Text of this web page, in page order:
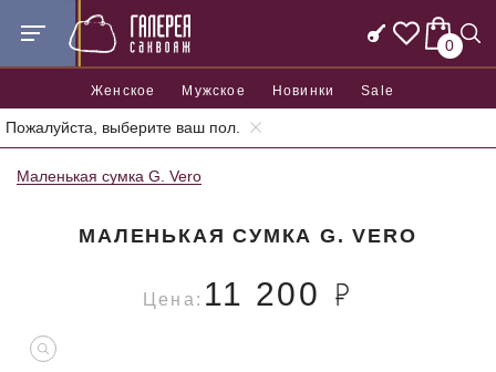
0
Женское Мужское Новинки Sale
Пожалуйста, выберите ваш пол.
Главная Женские сумки Женские маленькие сумки
Маленькая сумка G. Vero
МАЛЕНЬКАЯ СУМКА G. VERO
Цена: 11 200